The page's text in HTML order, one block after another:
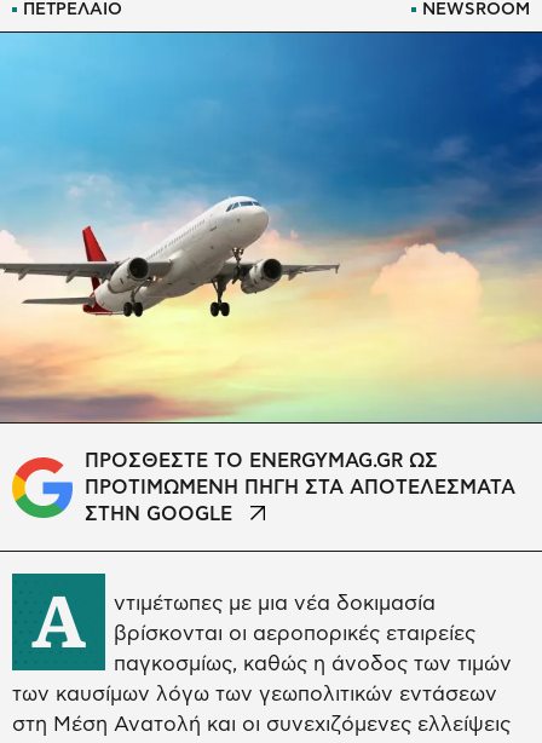
ΠΕΤΡΕΛΑΙΟ NEWSROOM
ΠΡΟΣΘΕΣΤΕ ΤΟ ENERGYMAG.GR ΩΣ
ΠΡΟΤΙΜΩΜΕΝΗ ΠΗΓΗ ΣΤΑ ΑΠΟΤΕΛΕΣΜΑΤΑ
ΣΤΗΝ GOOGLE
Α
ντιμέτωπες με μια νέα δοκιμασία
βρίσκονται οι αεροπορικές εταιρείες
παγκοσμίως, καθώς η άνοδος των τιμών
των καυσίμων λόγω των γεωπολιτικών εντάσεων
στη Μέση Ανατολή και οι συνεχιζόμενες ελλείψεις